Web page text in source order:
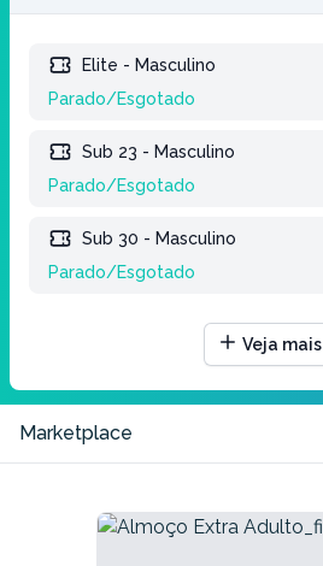
Elite - Masculino
Parado/Esgotado
Sub 23 - Masculino
Parado/Esgotado
Sub 30 - Masculino
Parado/Esgotado
Master A1 - Masculino
Parado/Esgotado
Parado/Esgotado
Veja mais
Marketplace
Products